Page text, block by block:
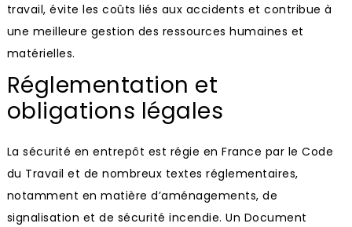
travail, évite les coûts liés aux accidents et contribue à
une meilleure gestion des ressources humaines et
matérielles.
Réglementation et
obligations légales
La sécurité en entrepôt est régie en France par le Code
du Travail et de nombreux textes réglementaires,
notamment en matière d’aménagements, de
signalisation et de sécurité incendie. Un Document